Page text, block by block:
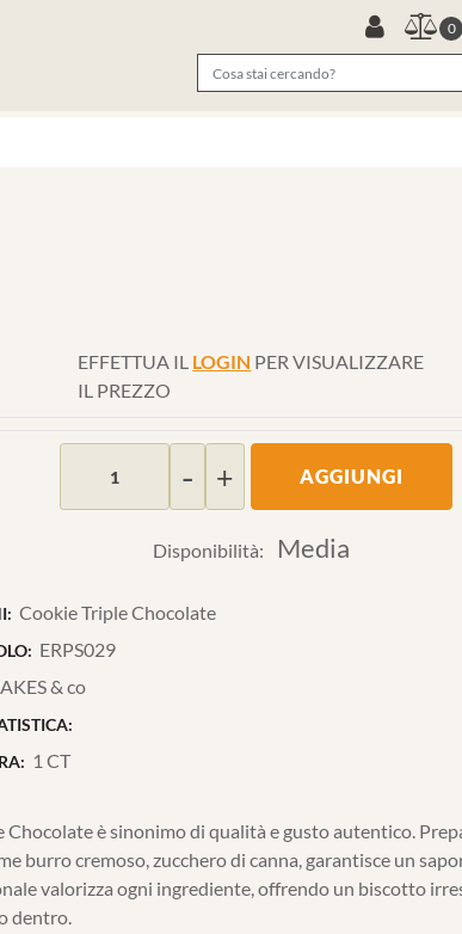
0
EFFETTUA IL LOGIN PER VISUALIZZARE
IL PREZZO
AGGIUNGI
Disponibilità: Media
Cookie Triple Chocolate
ERPS029
& co
1 CT
Chocolate è sinonimo di qualità e gusto autentico.
burro cremoso, zucchero di canna, garantisce un
valorizza ogni ingrediente, offrendo un biscotto
dentro.